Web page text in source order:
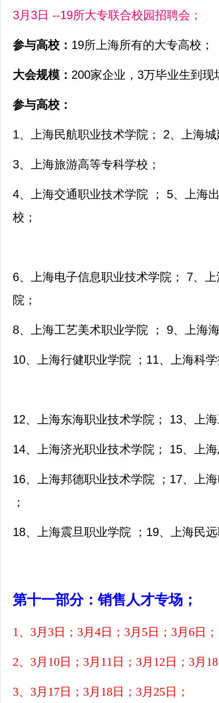
3月3日 --19所大专联合校园招聘会；
参与高校： 19所上海所有的大专高校；
大会规模： 200家企业，3万毕业生到现
参与高校：
1、上海民航职业技术学院； 2、上海
3、上海旅游高等专科学校；
4、上海交通职业技术学院 ； 5、上海
校；
6、上海电子信息职业技术学院； 7、
院；
8、上海工艺美术职业学院 ； 9、上海
10、上海行健职业学院 ；11、上海科
12、上海东海职业技术学院； 13、上
14、上海济光职业技术学院； 15、上
16、上海邦德职业技术学院 ；17、上
；
18、上海震旦职业学院 ；19、上海民
第十一部分：销售人才专场；
1、3月3日；3月4日；3月5日；3月6日；
2、3月10日；3月11日；3月12日；3月
3、3月17日；3月18日；3月25日；